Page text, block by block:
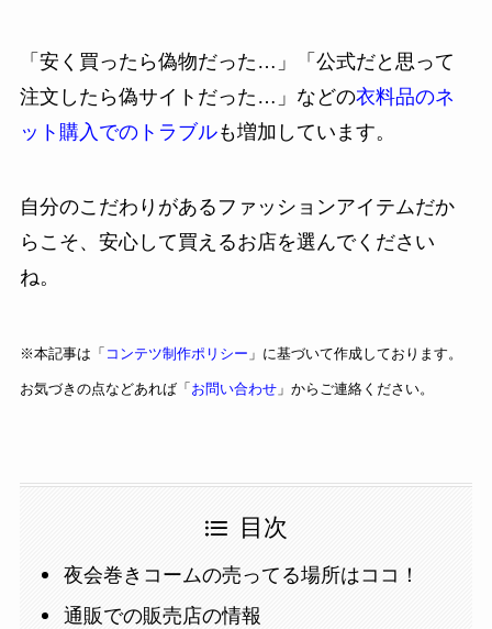
「安く買ったら偽物だった…」「公式だと思って
注文したら偽サイトだった…」などの衣料品のネ
ット購入でのトラブルも増加しています。
自分のこだわりがあるファッションアイテムだか
らこそ、安心して買えるお店を選んでください
ね。
※本記事は「 コンテツ制作ポリシー 」に基づいて作成しております。
お気づきの点などあれば「お問い合わせ」からご連絡ください。
目次
夜会巻きコームの売ってる場所はココ！
通販での販売店の情報